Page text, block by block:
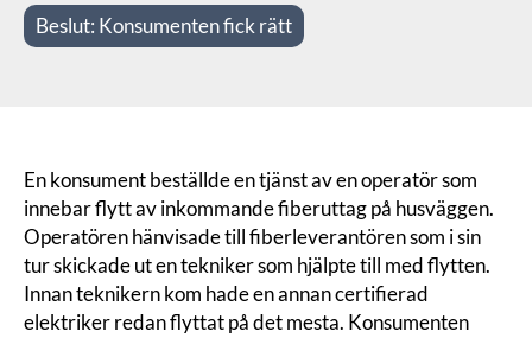
Beslut: Konsumenten fick rätt
En konsument beställde en tjänst av en operatör som
innebar flytt av inkommande fiberuttag på husväggen.
Operatören hänvisade till fiberleverantören som i sin
tur skickade ut en tekniker som hjälpte till med flytten.
Innan teknikern kom hade en annan certifierad
elektriker redan flyttat på det mesta. Konsumenten